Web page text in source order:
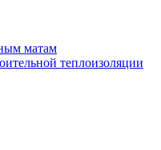
матам
теплоизоляции